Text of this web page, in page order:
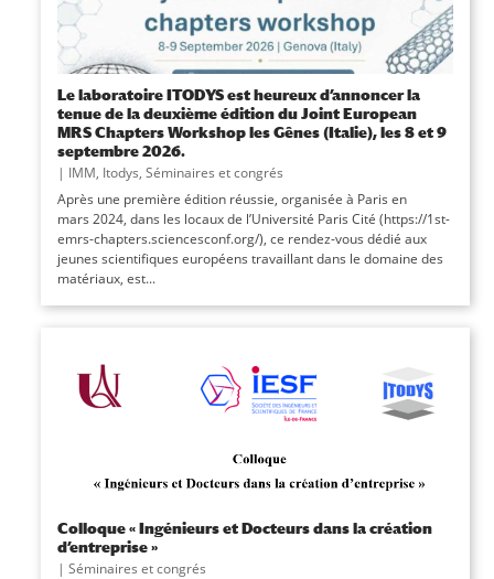
Le laboratoire ITODYS est heureux d’annoncer la
tenue de la deuxième édition du Joint European
MRS Chapters Workshop les Gênes (Italie), les 8 et 9
septembre 2026.
| IMM, Itodys, Séminaires et congrés
Après une première édition réussie, organisée à Paris en
mars 2024, dans les locaux de l’Université Paris Cité (https://1st-
emrs-chapters.sciencesconf.org/), ce rendez-vous dédié aux
jeunes scientifiques européens travaillant dans le domaine des
matériaux, est...
Colloque « Ingénieurs et Docteurs dans la création
d’entreprise »
| Séminaires et congrés